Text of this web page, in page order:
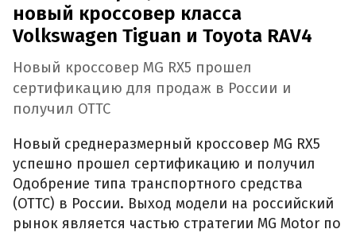
новый кроссовер класса
Volkswagen Tiguan и Toyota RAV4
Новый кроссовер MG RX5 прошел
сертификацию для продаж в России и
получил ОТТС
Новый среднеразмерный кроссовер MG RX5
успешно прошел сертификацию и получил
Одобрение типа транспортного средства
(ОТТС) в России. Выход модели на российский
рынок является частью стратегии MG Motor по